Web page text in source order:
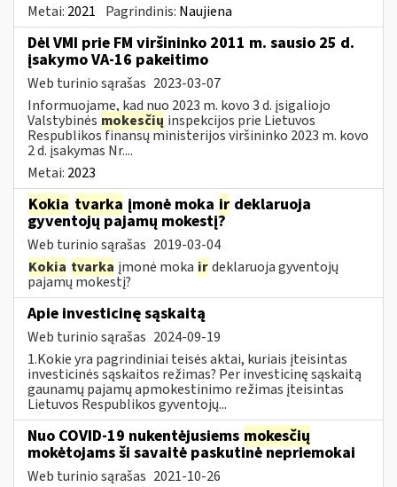
Metai: 2021 Pagrindinis: Naujiena
Dėl VMI prie FM viršininko 2011 m. sausio 25 d.
įsakymo VA-16 pakeitimo
Web turinio sąrašas 2023-03-07
Informuojame, kad nuo 2023 m. kovo 3 d. įsigaliojo
Valstybinės mokesčių inspekcijos prie Lietuvos
Respublikos finansų ministerijos viršininko 2023 m. kovo
2 d. įsakymas Nr....
Metai: 2023
Kokia tvarka įmonė moka ir deklaruoja
gyventojų pajamų mokestį?
Web turinio sąrašas 2019-03-04
Kokia tvarka įmonė moka irdeklaruoja gyventojų
pajamų mokestį?
Apie investicinę sąskaitą
Web turinio sąrašas 2024-09-19
1.Kokie yra pagrindiniai teisės aktai, kuriais įteisintas
investicinės sąskaitos režimas? Per investicinę sąskaitą
gaunamų pajamų apmokestinimo režimas įteisintas
Lietuvos Respublikos gyventojų...
Nuo COVID-19 nukentėjusiems mokesčių
mokėtojams ši savaitė paskutinė nepriemokai
Web turinio sąrašas 2021-10-26